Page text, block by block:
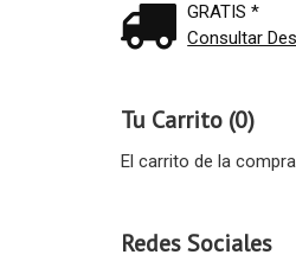
GRATIS *
Consultar
Tu Carrito (0)
El carrito de la
Redes Sociales